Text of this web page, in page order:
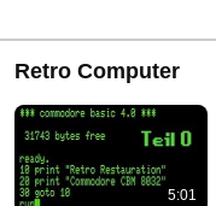
Retro Computer
5:01